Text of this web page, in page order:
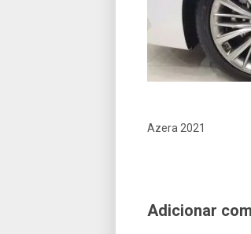
Azera 2021
Adicionar